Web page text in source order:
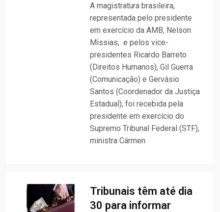
A magistratura brasileira,
representada pelo presidente
em exercício da AMB, Nelson
Missias, e pelos vice-
presidentes Ricardo Barreto
(Direitos Humanos), Gil Guerra
(Comunicação) e Gervásio
Santos (Coordenador da Justiça
Estadual), foi recebida pela
presidente em exercício do
Supremo Tribunal Federal (STF),
ministra Cármen
Tribunais têm até dia
30 para informar